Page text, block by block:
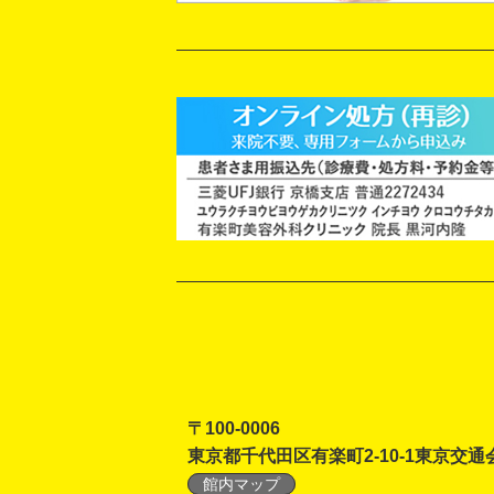
〒100-0006
東京都千代田区有楽町2-10-1東京交通
館内マップ